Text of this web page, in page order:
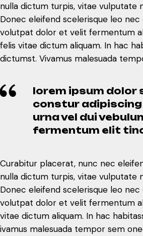
nulla dictum turpis, vitae vulputate
Donec eleifend scelerisque leo nec
volutpat dolor et velit fermentum
felis vitae dictum aliquam. In hac
dictumst. Vivamus malesuada
lorem ipsum dolor
constur
urna vel dui
fermentum elit
Curabitur placerat, nunc nec
nulla dictum turpis, vitae vulputate
Donec eleifend scelerisque leo nec
volutpat dolor et velit fermentum
vitae dictum aliquam. In hac
ivamus malesuada tempor sem